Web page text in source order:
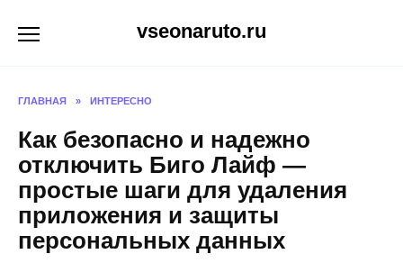
vseonaruto.ru
ГЛАВНАЯ » ИНТЕРЕСНО
Как безопасно и надежно
отключить Биго Лайф —
простые шаги для удаления
приложения и защиты
персональных данных